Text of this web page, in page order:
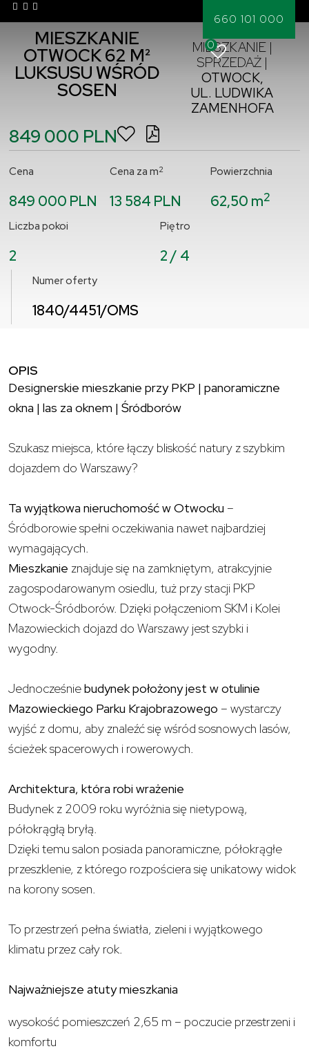
660 101 000
0
MIESZKANIE
OTWOCK 62 M²
LUKSUSU WŚRÓD
SOSEN
MIESZKANIE |
SPRZEDAŻ |
OTWOCK,
UL. LUDWIKA
ZAMENHOFA
849 000 PLN
Cena
849 000 PLN
Cena za m2
13 584 PLN
Powierzchnia
62,50 m2
Liczba pokoi
2
Piętro
2 / 4
Numer oferty
1840/4451/OMS
OPIS
Designerskie mieszkanie przy PKP | panoramiczne
okna | las za oknem | Śródborów
Szukasz miejsca, które łączy bliskość natury z szybkim
dojazdem do Warszawy?
Ta wyjątkowa nieruchomość w Otwocku –
Śródborowie spełni oczekiwania nawet najbardziej
wymagających.
Mieszkanie znajduje się na zamkniętym, atrakcyjnie
zagospodarowanym osiedlu, tuż przy stacji PKP
Otwock-Śródborów. Dzięki połączeniom SKM i Kolei
Mazowieckich dojazd do Warszawy jest szybki i
wygodny.
Jednocześniebudynek położony jest w otulinie
Mazowieckiego Parku Krajobrazowego – wystarczy
wyjść z domu, aby znaleźć się wśród sosnowych lasów,
ścieżek spacerowych i rowerowych.
Architektura, która robi wrażenie
Budynek z 2009 roku wyróżnia się nietypową,
półokrągłą bryłą.
Dzięki temu salon posiada panoramiczne, półokrągłe
przeszklenie, z którego rozpościera się unikatowy widok
na korony sosen.
To przestrzeń pełna światła, zieleni i wyjątkowego
klimatu przez cały rok.
Najważniejsze atuty mieszkania
wysokość pomieszczeń 2,65 m – poczucie przestrzeni i
komfortu